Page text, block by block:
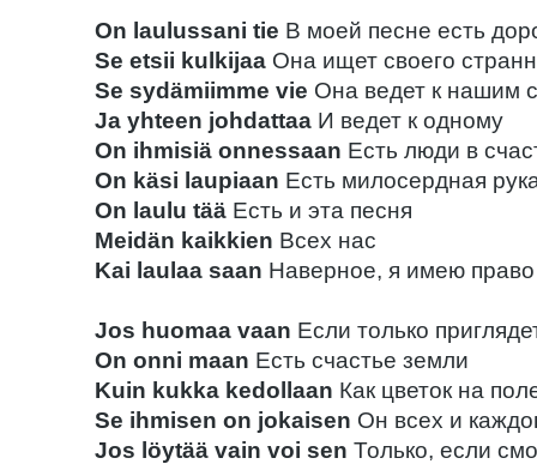
On laulussani tie В моей песне есть
Se etsii kulkijaa Она ищет своего
Se sydämiimme vie Она ведет к нашим
Ja yhteen johdattaa И ведет к одному
On ihmisiä onnessaan Есть люди в
On käsi laupiaan Есть милосердная
On laulu tää Есть и эта песня
Meidän kaikkien Всех нас
Kai laulaa saan Наверное, я имею право
Jos huomaa vaan Если только
On onni maan Есть счастье земли
Kuin kukka kedollaan Как цветок на
Se ihmisen on jokaisen Он всех и
Jos löytää vain voi sen Только, если